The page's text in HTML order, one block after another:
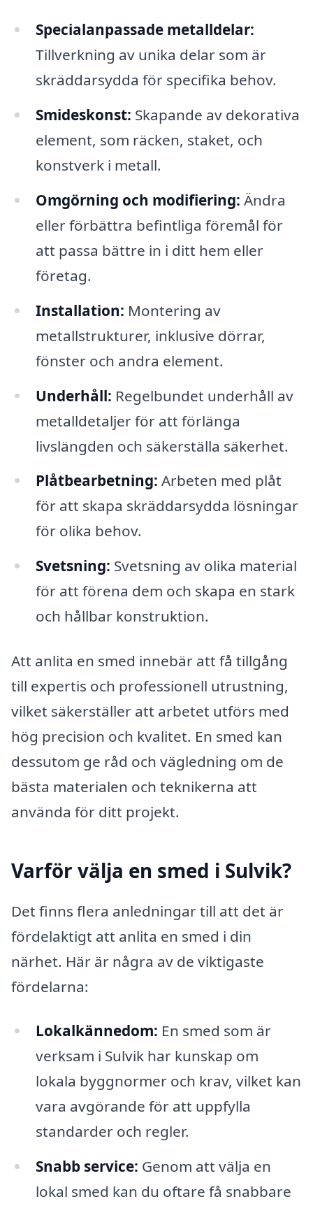
Specialanpassade metalldelar:
Tillverkning av unika delar som är
skräddarsydda för specifika behov.
Smideskonst: Skapande av dekorativa
element, som räcken, staket, och
konstverk i metall.
Omgörning och modifiering: Ändra
eller förbättra befintliga föremål för
att passa bättre in i ditt hem eller
företag.
Installation: Montering av
metallstrukturer, inklusive dörrar,
fönster och andra element.
Underhåll: Regelbundet underhåll av
metalldetaljer för att förlänga
livslängden och säkerställa säkerhet.
Plåtbearbetning: Arbeten med plåt
för att skapa skräddarsydda lösningar
för olika behov.
Svetsning: Svetsning av olika material
för att förena dem och skapa en stark
och hållbar konstruktion.
Att anlita en smed innebär att få tillgång
till expertis och professionell utrustning,
vilket säkerställer att arbetet utförs med
hög precision och kvalitet. En smed kan
dessutom ge råd och vägledning om de
bästa materialen och teknikerna att
använda för ditt projekt.
Varför välja en smed i Sulvik?
Det finns flera anledningar till att det är
fördelaktigt att anlita en smed i din
närhet. Här är några av de viktigaste
fördelarna:
Lokalkännedom: En smed som är
verksam i Sulvik har kunskap om
lokala byggnormer och krav, vilket kan
vara avgörande för att uppfylla
standarder och regler.
Snabb service: Genom att välja en
lokal smed kan du oftare få snabbare